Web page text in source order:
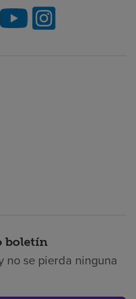
boletín
no se pierda ninguna